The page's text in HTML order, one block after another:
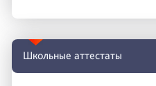
Школьные аттестаты